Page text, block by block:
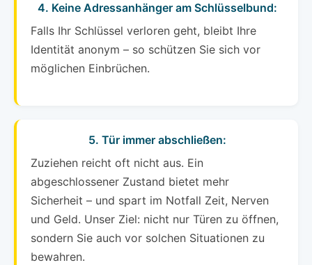
4. Keine Adressanhänger am Schlüsselbund:
Falls Ihr Schlüssel verloren geht, bleibt Ihre
Identität anonym – so schützen Sie sich vor
möglichen Einbrüchen.
5. Tür immer abschließen:
Zuziehen reicht oft nicht aus. Ein
abgeschlossener Zustand bietet mehr
Sicherheit – und spart im Notfall Zeit, Nerven
und Geld. Unser Ziel: nicht nur Türen zu öffnen,
sondern Sie auch vor solchen Situationen zu
bewahren.